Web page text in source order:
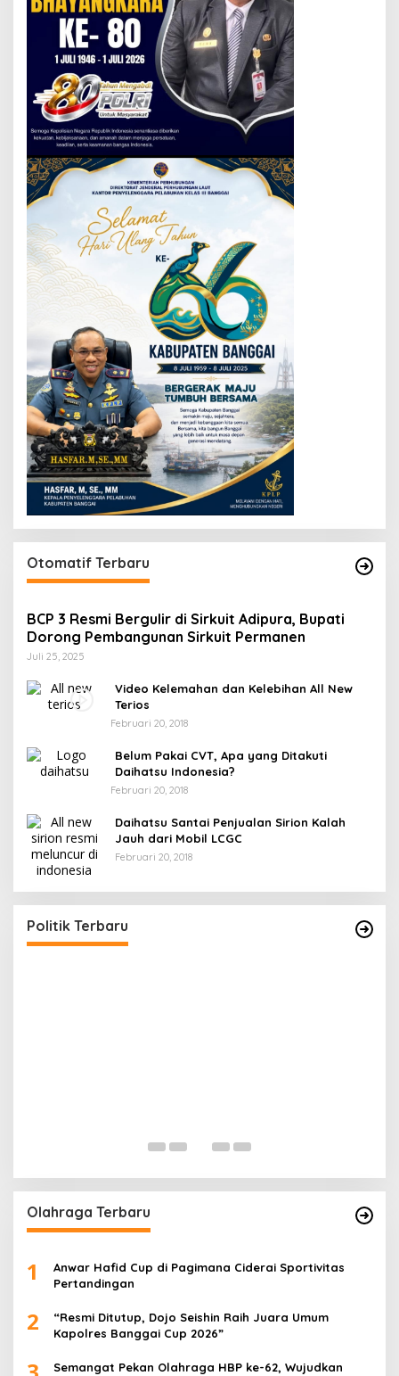
Otomatif Terbaru
BCP 3 Resmi Bergulir di Sirkuit Adipura, Bupati
Dorong Pembangunan Sirkuit Permanen
Juli 25, 2025
Video Kelemahan dan Kelebihan All New
Terios
Februari 20, 2018
Belum Pakai CVT, Apa yang Ditakuti
Daihatsu Indonesia?
Februari 20, 2018
Daihatsu Santai Penjualan Sirion Kalah
Jauh dari Mobil LCGC
Februari 20, 2018
Politik Terbaru
Penundaan PAW HS ke Ketua DPRD Banggai
Di Banggai, Politik
Olahraga Terbaru
1
Anwar Hafid Cup di Pagimana Ciderai Sportivitas
Pertandingan
2
“Resmi Ditutup, Dojo Seishin Raih Juara Umum
Kapolres Banggai Cup 2026”
Semangat Pekan Olahraga HBP ke-62, Wujudkan